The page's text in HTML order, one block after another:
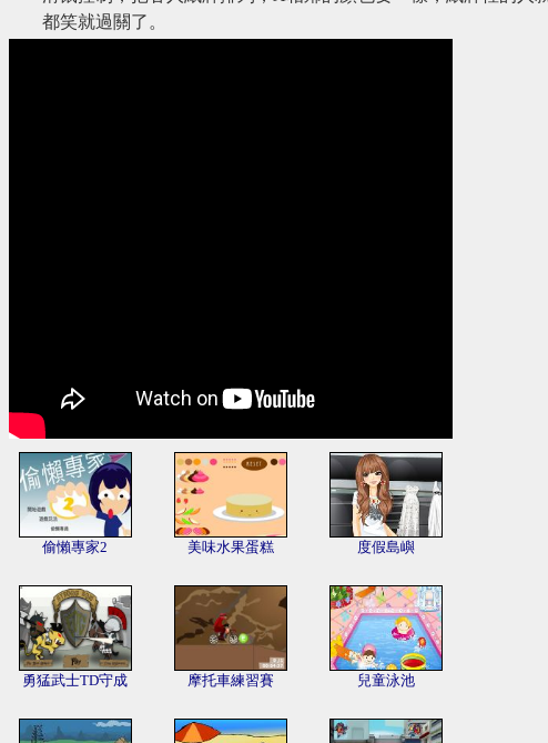
都笑就過關了。
偷懶專家2 美味水果蛋糕 度假島嶼
勇猛武士TD守成 摩托車練習賽 兒童泳池